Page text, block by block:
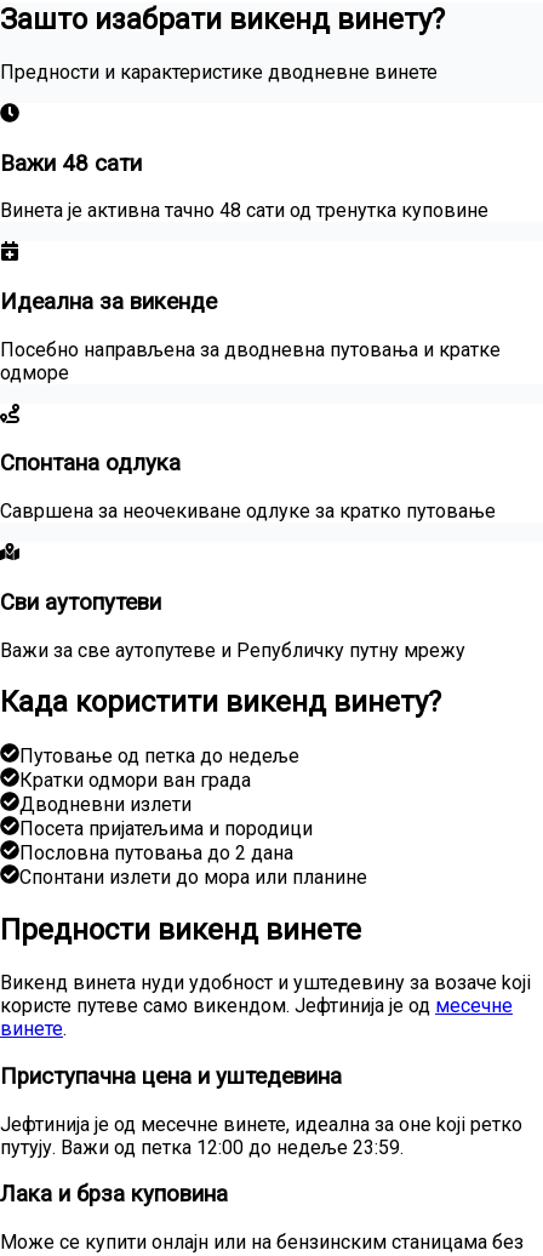
Зашто изабрати викенд винету?
Предности и карактеристике дводневне винете
Важи 48 сати
Винета је активна тачно 48 сати од тренутка куповине
Идеална за викенде
Посебно направљена за дводневна путовања и кратке
одморе
Спонтана одлука
Савршена за неочекиване одлуке за кратко путовање
Сви аутопутеви
Важи за све аутопутеве и Републичку путну мрежу
Када користити викенд винету?
Путовање од петка до недеље
Кратки одмори ван града
Дводневни излети
Посета пријатељима и породици
Пословна путовања до 2 дана
Спонтани излети до мора или планине
Предности викенд винете
Викенд винета нуди удобност и уштедевину за возаче koji
користе путеве само викендом. Јефтинија је од месечне
винете.
Приступачна цена и уштедевина
Јефтинија је од месечне винете, идеална за оне koji ретко
путују. Важи од петка 12:00 до недеље 23:59.
Лака и брза куповина
Може се купити онлајн или на бензинским станицама без